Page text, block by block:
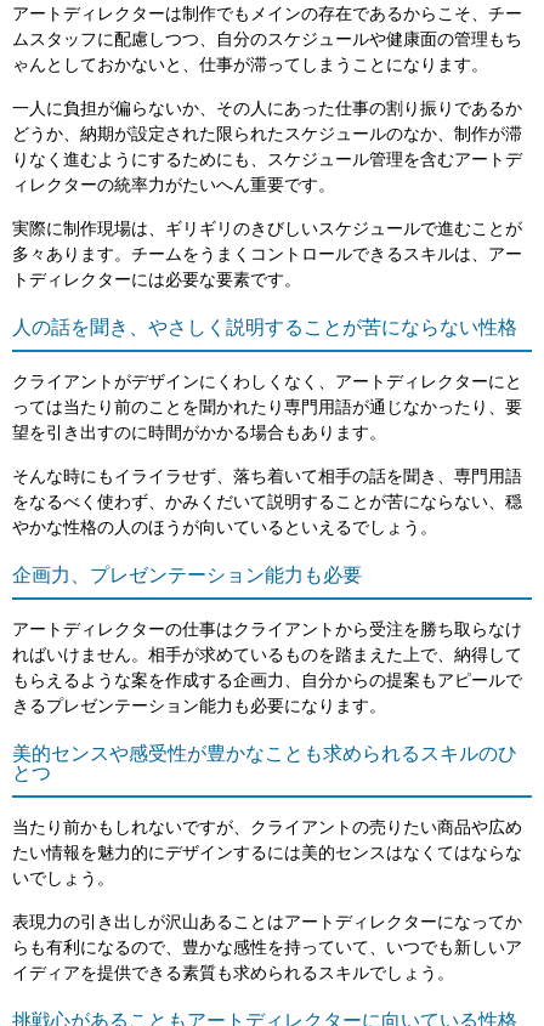
アートディレクターは制作でもメインの存在であるからこそ、チー
ムスタッフに配慮しつつ、自分のスケジュールや健康面の管理もち
ゃんとしておかないと、仕事が滞ってしまうことになります。
一人に負担が偏らないか、その人にあった仕事の割り振りであるか
どうか、納期が設定された限られたスケジュールのなか、制作が滞
りなく進むようにするためにも、スケジュール管理を含むアートデ
ィレクターの統率力がたいへん重要です。
実際に制作現場は、ギリギリのきびしいスケジュールで進むことが
多々あります。チームをうまくコントロールできるスキルは、アー
トディレクターには必要な要素です。
人の話を聞き、やさしく説明することが苦にならない性格
クライアントがデザインにくわしくなく、アートディレクターにと
っては当たり前のことを聞かれたり専門用語が通じなかったり、要
望を引き出すのに時間がかかる場合もあります。
そんな時にもイライラせず、落ち着いて相手の話を聞き、専門用語
をなるべく使わず、かみくだいて説明することが苦にならない、穏
やかな性格の人のほうが向いているといえるでしょう。
企画力、プレゼンテーション能力も必要
アートディレクターの仕事はクライアントから受注を勝ち取らなけ
ればいけません。相手が求めているものを踏まえた上で、納得して
もらえるような案を作成する企画力、自分からの提案もアピールで
きるプレゼンテーション能力も必要になります。
美的センスや感受性が豊かなことも求められるスキルのひ
とつ
当たり前かもしれないですが、クライアントの売りたい商品や広め
たい情報を魅力的にデザインするには美的センスはなくてはならな
いでしょう。
表現力の引き出しが沢山あることはアートディレクターになってか
らも有利になるので、豊かな感性を持っていて、いつでも新しいア
イディアを提供できる素質も求められるスキルでしょう。
挑戦心があることもアートディレクターに向いている性格